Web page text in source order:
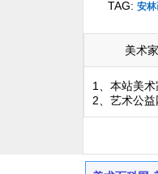
TAG: 安
美术
1、本站美
2、艺术公